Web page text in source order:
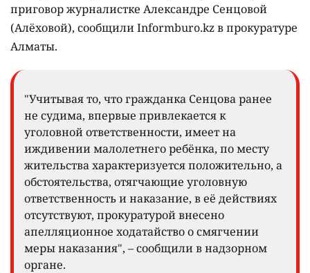
приговор журналистке Александре Сенцовой
(Алёховой), сообщили Informburo.kz в прокуратуре
Алматы.
"Учитывая то, что гражданка Сенцова ранее
не судима, впервые привлекается к
уголовной ответственности, имеет на
иждивении малолетнего ребёнка, по месту
жительства характеризуется положительно, а
обстоятельства, отягчающие уголовную
ответственность и наказание, в её действиях
отсутствуют, прокуратурой внесено
апелляционное ходатайство о смягчении
меры наказания", – сообщили в надзорном
органе.